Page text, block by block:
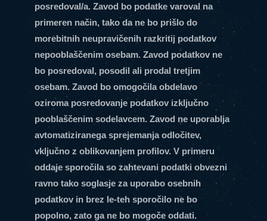
posredoval/a. Zavod bo podatke varoval na
primeren način, tako da ne bo prišlo do
morebitnih neupravičenih razkritij podatkov
nepooblaščenim osebam. Zavod podatkov ne
bo posredoval, posodil ali prodal tretjim
osebam. Zavod bo omogočila obdelavo
oziroma posredovanje podatkov izključno
pooblaščenim sodelavcem. Zavod ne uporablja
avtomatiziranega sprejemanja odločitev,
vključno z oblikovanjem profilov. V primeru
oddaje sporočila so zahtevani podatki obvezni
ravno tako soglasje za uporabo osebnih
podatkov in brez le-teh sporočilo ne bo
popolno, zato ga ne bo mogoče oddati.